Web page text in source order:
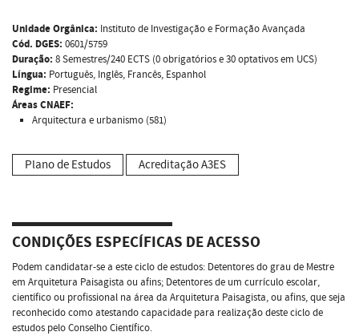
Unidade Orgânica: Instituto de Investigação e Formação Avançada
Cód. DGES: 0601/5759
Duração: 8 Semestres/240 ECTS (0 obrigatórios e 30 optativos em UCS)
Língua: Português, Inglês, Francês, Espanhol
Regime: Presencial
Áreas CNAEF:
Arquitectura e urbanismo (581)
Plano de Estudos Acreditação A3ES
CONDIÇÕES ESPECÍFICAS DE ACESSO
Podem candidatar-se a este ciclo de estudos: Detentores do grau de Mestre
em Arquitetura Paisagista ou afins; Detentores de um currículo escolar,
científico ou profissional na área da Arquitetura Paisagista, ou afins, que seja
reconhecido como atestando capacidade para realização deste ciclo de
estudos pelo Conselho Científico.